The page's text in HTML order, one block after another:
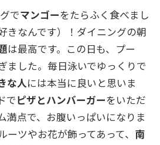
でマンゴーをたらふく食べまし
きなんです）！ダイニングの朝
は最高です。この日も、プー
ました。毎日泳いでゆっくりで
な人には本当に良いと思いま
で ピザとハンバーガーをいただ
満点で、お腹いっぱいになりま
ーツやお花が飾ってあって、 南